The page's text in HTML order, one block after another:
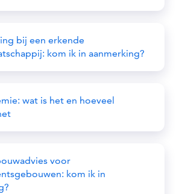
bij een erkende
kom ik in aanmerking?
wat is het en hoeveel
voor
kom ik in